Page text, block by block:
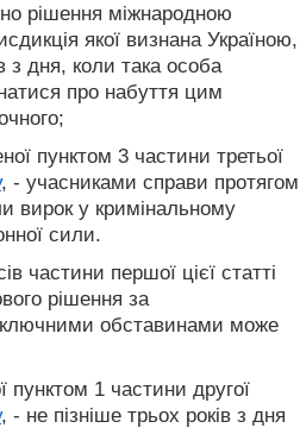
рішення міжнародною
якої визнана Україною,
з дня, коли така особа
про набуття цим
пунктом 3 частини третьої
, - учасниками справи протягом
вирок у кримінальному
сили.
частини першої цієї статті
рішення за
обставинами може
пунктом 1 частини другої
, - не пізніше трьох років з дня